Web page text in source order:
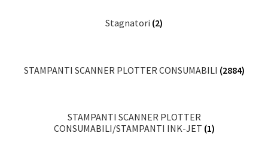
Stagnatori (2)
STAMPANTI SCANNER PLOTTER CONSUMABILI (2884)
STAMPANTI SCANNER PLOTTER
CONSUMABILI/STAMPANTI INK-JET (1)